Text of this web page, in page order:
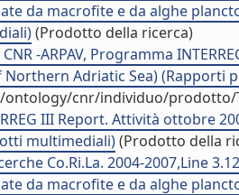
da macrofite e da alghe
(Prodotto della ricerca)
-ARPAV, Programma
Adriatic Sea) (Rapporti
cnr/individuo/prodotto/
III Report. Attività ottobre
multimediali)(Prodotto della
Co.Ri.La. 2004-2007,Line
da macrofite e da alghe